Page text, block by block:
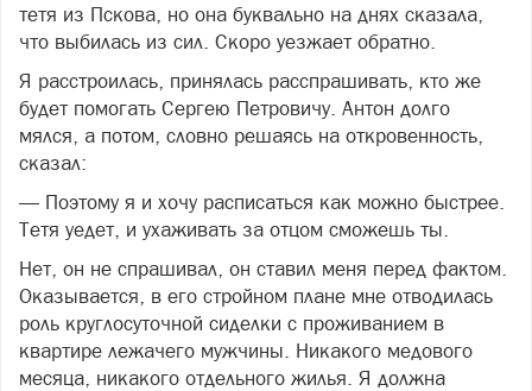
тетя из Пскова, но она буквально на днях сказала,
что выбилась из сил. Скоро уезжает обратно.
Я расстроилась, принялась расспрашивать, кто же
будет помогать Сергею Петровичу. Антон долго
мялся, а потом, словно решаясь на откровенность,
сказал:
— Поэтому я и хочу расписаться как можно быстрее.
Тетя уедет, и ухаживать за отцом сможешь ты.
Нет, он не спрашивал, он ставил меня перед фактом.
Оказывается, в его стройном плане мне отводилась
роль круглосуточной сиделки с проживанием в
квартире лежачего мужчины. Никакого медового
месяца, никакого отдельного жилья. Я должна